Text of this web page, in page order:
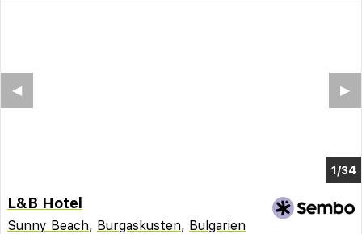
1/29
▶︎
◀︎
L&B Hotel
Sunny Beach, Burgaskusten, Bulgarien